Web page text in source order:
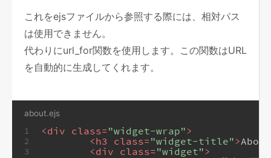
これをejsファイルから参照する際には、相対パス
は使用できません。
代わりにurl_for関数を使用します。この関数はURL
を自動的に生成してくれます。
about.ejs
1
2
3
<div class="widget-wrap">
<h3 class="widget-title">About
<div class="widget">